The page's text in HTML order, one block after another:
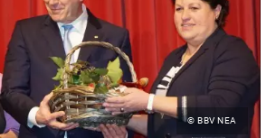
© BBV NEA